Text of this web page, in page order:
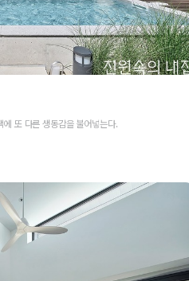
에 또 다른 생동감을 불어넣는다.